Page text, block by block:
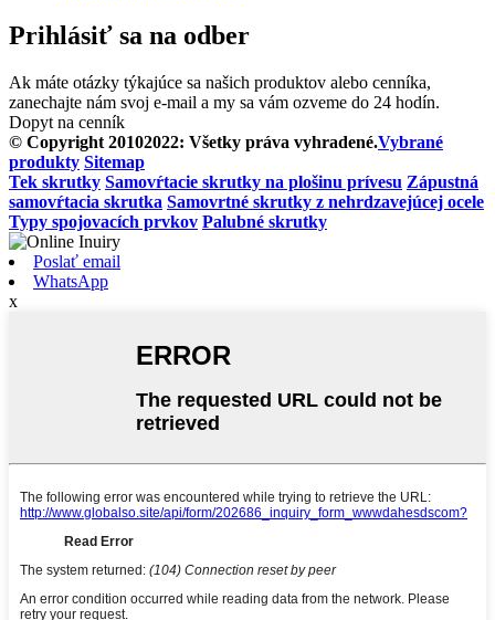
Prihlásiť sa na odber
Ak máte otázky týkajúce sa našich produktov alebo cenníka,
zanechajte nám svoj e-mail a my sa vám ozveme do 24 hodín.
Dopyt na cenník
© Copyright 20102022: Všetky práva vyhradené.Vybrané
produkty Sitemap
Tek skrutky Samovŕtacie skrutky na plošinu prívesu Zápustná
samovŕtacia skrutka Samovrtné skrutky z nehrdzavejúcej ocele
Typy spojovacích prvkov Palubné skrutky
Poslať email
WhatsApp
x